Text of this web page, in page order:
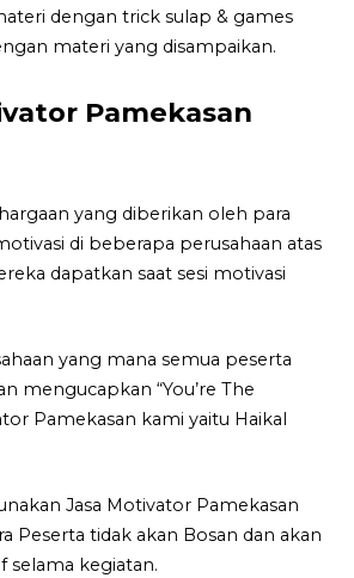
dengan trick sulap & games
materi yang disampaikan.
Pamekasan
yang diberikan oleh para
di beberapa perusahaan atas
dapatkan saat sesi motivasi
yang mana semua peserta
mengucapkan “You’re The
Pamekasan kami yaitu Haikal
Jasa Motivator Pamekasan
Peserta tidak akan Bosan dan akan
selama kegiatan.